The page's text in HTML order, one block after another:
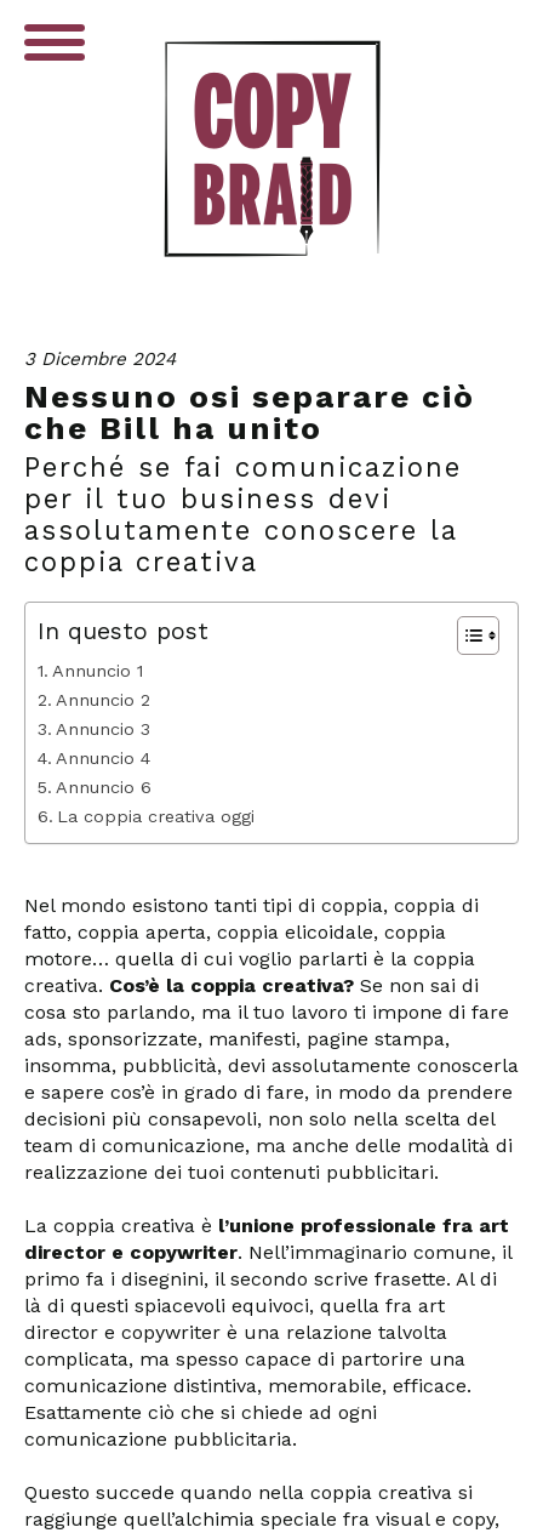
3 Dicembre 2024
Nessuno osi separare ciò
che Bill ha unito
Perché se fai comunicazione
per il tuo business devi
assolutamente conoscere la
coppia creativa
In questo post
Annuncio 1
Annuncio 2
Annuncio 3
Annuncio 4
Annuncio 6
La coppia creativa oggi
Nel mondo esistono tanti tipi di coppia, coppia di
fatto, coppia aperta, coppia elicoidale, coppia
motore… quella di cui voglio parlarti è la coppia
creativa. Cos’è la coppia creativa? Se non sai di
cosa sto parlando, ma il tuo lavoro ti impone di fare
ads, sponsorizzate, manifesti, pagine stampa,
insomma, pubblicità, devi assolutamente conoscerla
e sapere cos’è in grado di fare, in modo da prendere
decisioni più consapevoli, non solo nella scelta del
team di comunicazione, ma anche delle modalità di
realizzazione dei tuoi contenuti pubblicitari.
La coppia creativa è l’unione professionale fra art
director e copywriter. Nell’immaginario comune, il
primo fa i disegnini, il secondo scrive frasette. Al di
là di questi spiacevoli equivoci, quella fra art
director e copywriter è una relazione talvolta
complicata, ma spesso capace di partorire una
comunicazione distintiva, memorabile, efficace.
Esattamente ciò che si chiede ad ogni
comunicazione pubblicitaria.
Questo succede quando nella coppia creativa si
raggiunge quell’alchimia speciale fra visual e copy,